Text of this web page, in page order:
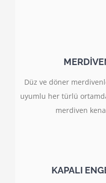
Düz ve döner
uyumlu her türlü
merdiven
KAPALI